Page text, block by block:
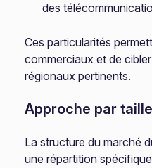
des
Ces particularités
commerciaux et de
régionaux pertinents.
Approche par
La structure du marché
une répartition